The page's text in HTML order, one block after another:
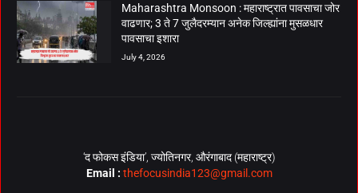
Maharashtra Monsoon : महाराष्ट्रात पावसाचा जोर
वाढणार; 3 ते 7 जुलैदरम्यान अनेक जिल्ह्यांना मुसळधार
पावसाचा इशारा
July 4, 2026
‘द फोकस इंडिया’, ज्योतिनगर, औरंगाबाद (महाराष्ट्र)
Email : thefocusindia123@gmail.com